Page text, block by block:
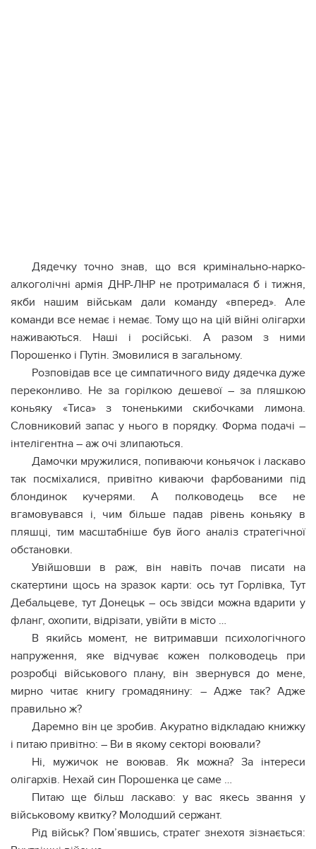
Дядечку точно знав, що вся кримінально-нарко-
алкоголічні армія ДНР-ЛНР не протрималася б і тижня,
якби нашим військам дали команду «вперед». Але
команди все немає і немає. Тому що на цій війні олігархи
наживаються. Наші і російські. А разом з ними
Порошенко і Путін. Змовилися в загальному.
Розповідав все це симпатичного виду дядечка дуже
переконливо. Не за горілкою дешевої – за пляшкою
коньяку «Тиса» з тоненькими скибочками лимона.
Словниковий запас у нього в порядку. Форма подачі –
інтелігентна – аж очі злипаються.
Дамочки мружилися, попиваючи коньячок і ласкаво
так посміхалися, привітно киваючи фарбованими під
блондинок кучерями. А полководець все не
вгамовувався і, чим більше падав рівень коньяку в
пляшці, тим масштабніше був його аналіз стратегічної
обстановки.
Увійшовши в раж, він навіть почав писати на
скатертини щось на зразок карти: ось тут Горлівка, Тут
Дебальцеве, тут Донецьк – ось звідси можна вдарити у
фланг, охопити, відрізати, увійти в місто …
В якийсь момент, не витримавши психологічного
напруження, яке відчуває кожен полководець при
розробці військового плану, він звернувся до мене,
мирно читає книгу громадянину: – Адже так? Адже
правильно ж?
Даремно він це зробив. Акуратно відкладаю книжку
і питаю привітно: – Ви в якому секторі воювали?
Ні, мужичок не воював. Як можна? За інтереси
олігархів. Нехай син Порошенка це саме …
Питаю ще більш ласкаво: у вас якесь звання у
військовому квитку? Молодший сержант.
Рід військ? Пом’явшись, стратег знехотя зізнається: